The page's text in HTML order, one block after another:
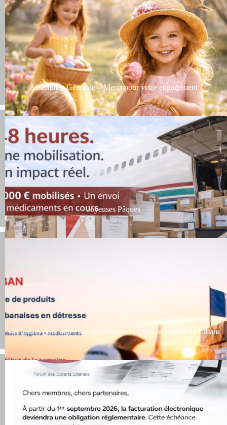
Assemblée Générale – Merci pour votre engagement
Joyeuses Pâques
48 heures pour agir : une mobilisation rapide au service du Liban